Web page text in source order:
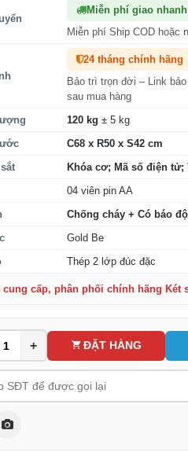
Miễn phí giao
Miễn phí Ship COD hoặc
24 tháng chính hãng
Bảo trì trọn đời – Link
sau mua hàng
120 kg ± 5 kg
C68 x R50 x S42 cm
Khóa cơ; Mã số điện
04 viên pin AA
Chống cháy + Có báo
Gold Be
Thép 2 lớp đúc đặc
cung cấp, phân phối chính hãng Két
+ ĐẶT HÀNG